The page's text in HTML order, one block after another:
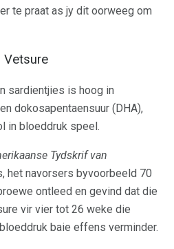
te praat as jy dit oorweeg om
Vetsure
sardientjies is hoog in
dokosapentaensuur (DHA),
in bloeddruk speel.
Tydskrif van
het navorsers byvoorbeeld 70
ontleed en gevind dat die
vir vier tot 26 weke die
baie effens verminder.